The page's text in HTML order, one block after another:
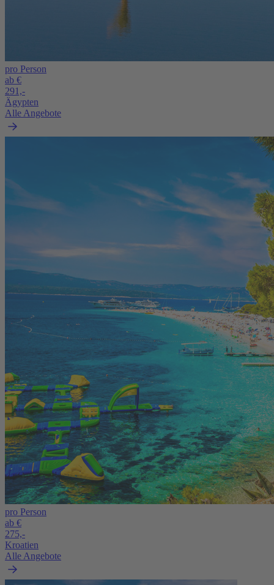
pro Person
ab €
291,-
Ägypten
Alle Angebote
pro Person
ab €
275,-
Kroatien
Alle Angebote